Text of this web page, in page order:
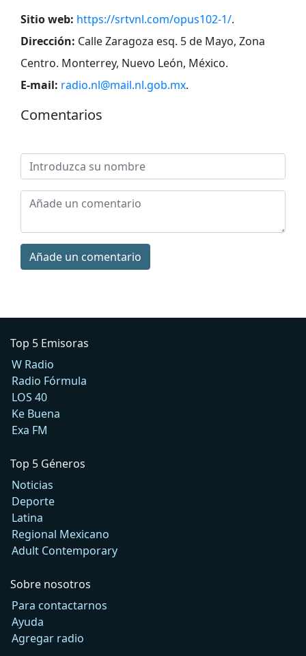
Sitio web: https://srtvnl.com/opus102-1/.
Dirección: Calle Zaragoza esq. 5 de Mayo, Zona
Centro. Monterrey, Nuevo León, México.
E-mail: radio.nl@mail.nl.gob.mx.
Comentarios
Añade un comentario
Top 5 Emisoras
W Radio
Radio Fórmula
LOS 40
Ke Buena
Exa FM
Top 5 Géneros
Noticias
Deporte
Latina
Regional Mexicano
Adult Contemporary
Sobre nosotros
Para contactarnos
Ayuda
Agregar radio